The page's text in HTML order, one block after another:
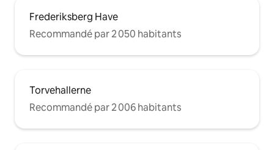
Frederiksberg Have
Recommandé par 2 050 habitants
Torvehallerne
Recommandé par 2 006 habitants